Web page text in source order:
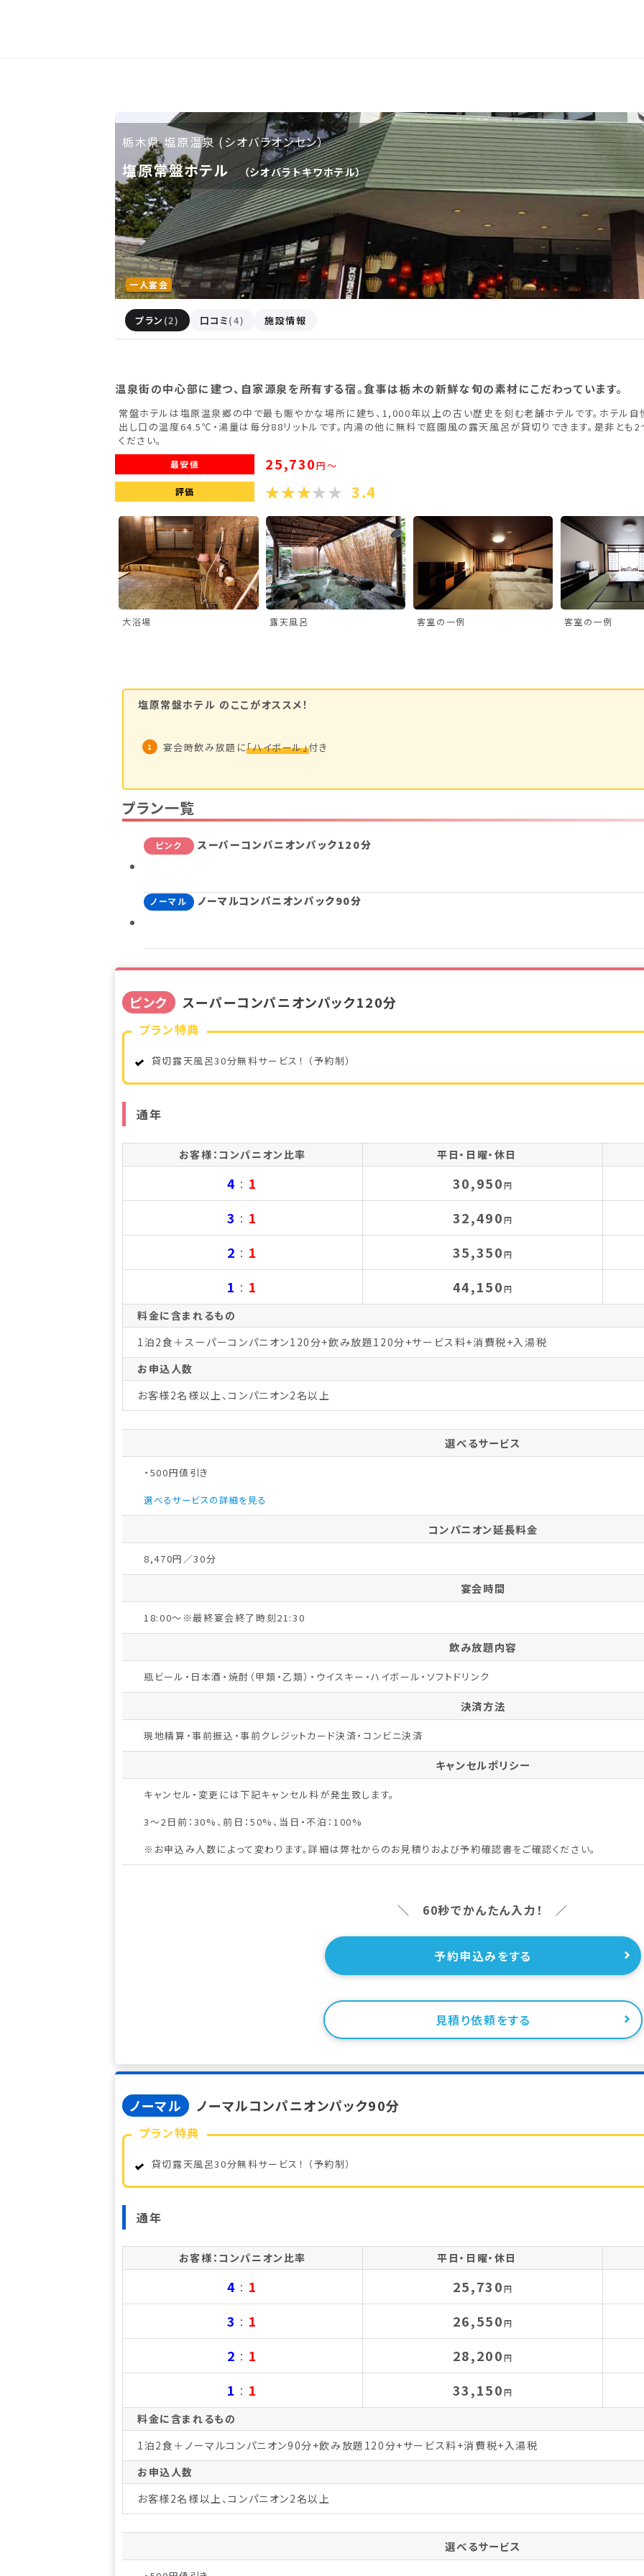
北海道・東北
北海道(13) 岩手県(3) 山形県(3) 宮城県(8) 福島県(26)
関東
栃木県(17)
群馬県(25)
千葉県(14)
神奈川県
東海
静岡県(44) 愛知県(15) 岐阜県(5) 三重県(9) 新潟県(13)
山梨県(19)
福井県(3)
関西
九州・沖縄
福岡県(2) 熊本県(2)
栃木県 塩原温泉 (シオバラオンセン）
塩原常盤ホテル （シオバラトキワホテル）
一人宴会
プラン (2) 口コミ(4) 施設情報
温泉街の中心部に建つ、自家源泉を所有する宿。食事は栃木の新鮮な旬の素材にこだわっています。
常盤ホテルは塩原温泉郷の中で最も賑やかな場所に建ち、1,000年以上の古い歴史を刻む老舗ホテルです。ホテル
出し口の温度64.5℃・湯量は毎分88リットルです。内湯の他に無料で庭園風の露天風呂が貸切りできます。是非と
ください。
最安値 25,730円～
評価 3.4
大浴場 露天風呂 客室の一例 客室の一例
塩原常盤ホテル のここがオススメ！
宴会時飲み放題に「ハイボール」付き
プラン一覧
ピンク スーパーコンパニオンパック120分
ノーマル ノーマルコンパニオンパック90分
ピンク スーパーコンパニオンパック120分
プラン特典
貸切露天風呂30分無料サービス！ （予約制）
通年
お客様：コンパニオン比率 平日・日曜・休日
4 ： 1 30,950円
3 ： 1 32,490円
2 ： 1 35,350円
1 ： 1 44,150円
料金に含まれるもの
1泊2食＋スーパーコンパニオン120分+飲み放題120分+サービス料+消費税+入湯税
お申込人数
お客様2名様以上、コンパニオン2名以上
選べるサービス
・500円値引き
選べるサービスの詳細を見る
コンパニオン延長料金
8,470円／30分
宴会時間
18:00～※最終宴会終了時刻21:30
飲み放題内容
瓶ビール・日本酒・焼酎（甲類・乙類）・ウイスキー・ハイボール・ソフトドリンク
決済方法
現地精算・事前振込・事前クレジットカード決済・コンビニ決済
キャンセルポリシー
キャンセル・変更には下記キャンセル料が発生致します。
3～2日前：30%、前日：50%、当日・不泊：100%
※お申込み人数によって変わります。詳細は弊社からのお見積りおよび予約確認書をご確認ください。
＼ 60秒でかんたん入力！ ／
予約申込みをする
見積り依頼をする
ノーマル ノーマルコンパニオンパック90分
プラン特典
貸切露天風呂30分無料サービス！ （予約制）
通年
お客様：コンパニオン比率 平日・日曜・休日
4 ： 1 25,730円
3 ： 1 26,550円
2 ： 1 28,200円
1 ： 1 33,150円
料金に含まれるもの
1泊2食＋ノーマルコンパニオン90分+飲み放題120分+サービス料+消費税+入湯税
お申込人数
お客様2名様以上、コンパニオン2名以上
選べるサービス